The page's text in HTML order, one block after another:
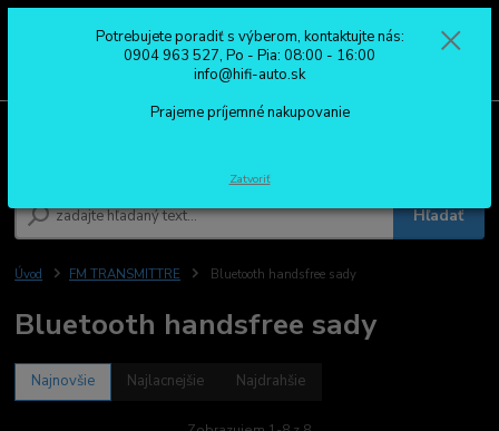
Hľadať
0904 963 527
Po - Pia: 08:00 - 16:00
Úvod FM TRANSMITTRE Bluetooth handsfree sady
Bluetooth handsfree sady
Najnovšie Najlacnejšie Najdrahšie
Potrebujete poradiť s výberom, kontaktujte nás:
0904 963 527, Po - Pia: 08:00 - 16:00
info@hifi-auto.sk
Prajeme príjemné nakupovanie
Zatvoriť